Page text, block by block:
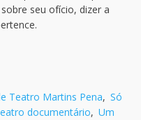
seu ofício, dizer a
Teatro Martins Pena, Só
documentário, Um